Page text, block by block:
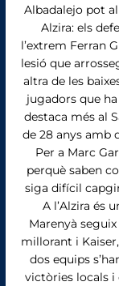
Albadalejo pot
Alzira: els
l’extrem Ferran
lesió que
altra de les
jugadors que
destaca més al
de 28 anys amb
Per a Marc
perquè saben
siga difícil
A l’Alzira és
Marenyà
millorant i
dos equips
victòries locals i